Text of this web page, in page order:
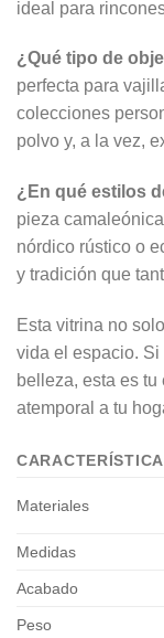
ideal para
¿Qué tipo de
perfecta para
colecciones
polvo y, a la vez,
¿En qué estilos
pieza
nórdico rústico o
y tradición que
Esta vitrina no
vida el espacio.
belleza, esta es
atemporal a tu
CARACTERÍSTICA
Materiales
Medidas
Acabado
Peso